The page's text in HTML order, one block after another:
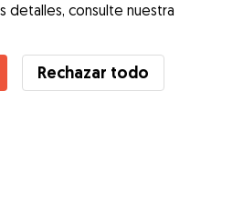
detalles, consulte nuestra
Rechazar todo